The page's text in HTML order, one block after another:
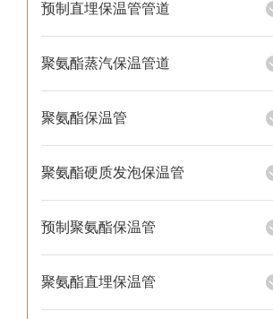
预制直埋保温管管道
聚氨酯蒸汽保温管道
聚氨酯保温管
聚氨酯硬质发泡保温管
预制聚氨酯保温管
聚氨酯直埋保温管